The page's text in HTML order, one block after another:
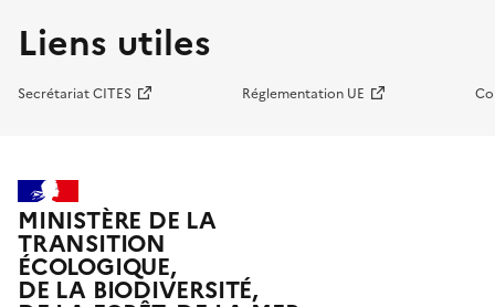
Liens utiles
Secrétariat CITES Réglementation UE
MINISTÈRE DE LA
TRANSITION
ÉCOLOGIQUE,
DE LA BIODIVERSITÉ,